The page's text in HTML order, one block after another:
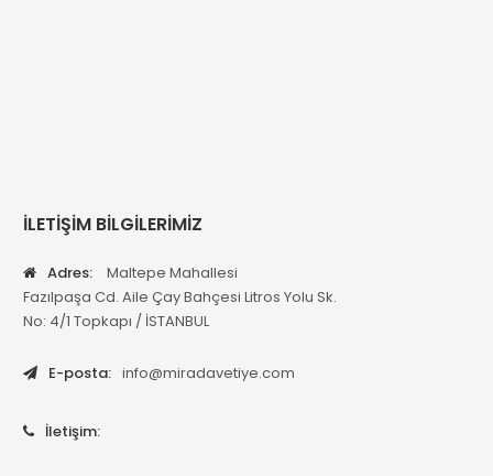
İLETİŞİM BİLGİLERİMİZ
Adres:
Maltepe Mahallesi
Fazılpaşa Cd. Aile Çay Bahçesi Litros Yolu Sk.
No: 4/1 Topkapı / İSTANBUL
E-posta: info@miradavetiye.com
İletişim: